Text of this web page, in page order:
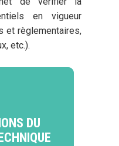
en vigueur
et règlementaires,
etc.).
DU